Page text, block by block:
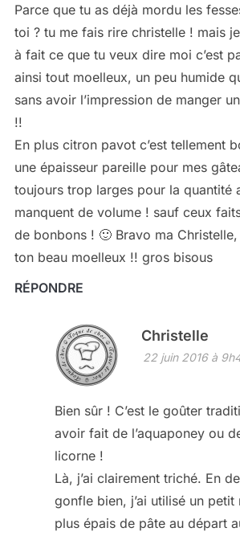
Parce que tu as déjà mordu les
toi ? tu me fais rire christelle ! mais
à fait ce que tu veux dire moi c’est
ainsi tout moelleux, un peu humide
sans avoir l’impression de manger
!!
En plus citron pavot c’est tellement
une épaisseur pareille pour mes
toujours trop larges pour la quantité
manquent de volume ! sauf ceux
de bonbons ! 🙂 Bravo ma
ton beau moelleux !! gros bisous
RÉPONDRE
Christelle
22 juin 2016 à
Bien sûr ! C’est le goûter
avoir fait de l’aquaponey ou
licorne !
Là, j’ai clairement triché. En
gonfle bien, j’ai utilisé un
plus épais de pâte au départ